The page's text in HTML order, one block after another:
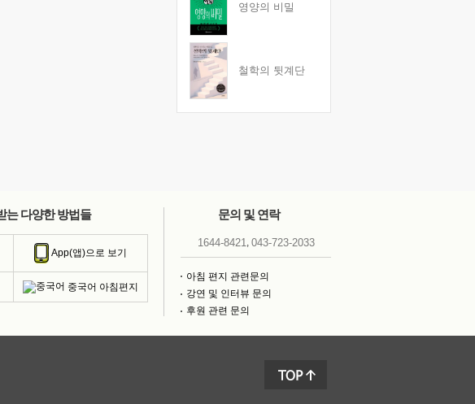
영양의 비밀
철학의 뒷계단
는 다양한 방법들
App(앱)으로 보기
중국어 아침편지
문의 및 연락
1644-8421, 043-723-2033
아침 편지 관련문의
강연 및 인터뷰 문의
후원 관련 문의